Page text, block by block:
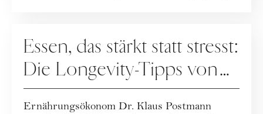
Essen, das stärkt statt stresst:
Die Longevity-Tipps von
Dr. Klaus Postmann
Ernährungsökonom Dr. Klaus Postmann